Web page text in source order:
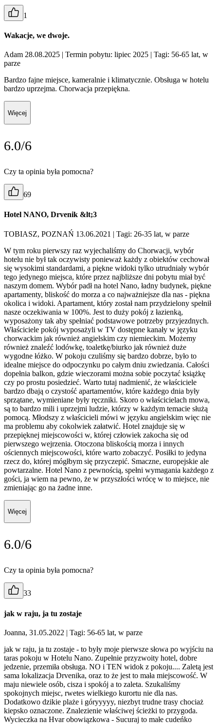
1
Wakacje, we dwoje.
Adam 28.08.2025 | Termin pobytu: lipiec 2025 | Tagi: 56-65 lat, w
parze
Bardzo fajne miejsce, kameralnie i klimatycznie. Obsługa w hotelu
bardzo uprzejma. Chorwacja przepiękna.
Więcej
6.0/6
Czy ta opinia była pomocna?
69
Hotel NANO, Drvenik &lt;3
TOBIASZ, POZNAŃ 13.06.2021 | Tagi: 26-35 lat, w parze
W tym roku pierwszy raz wyjechaliśmy do Chorwacji, wybór
hotelu nie był tak oczywisty ponieważ każdy z obiektów cechował
się wysokimi standardami, a piękne widoki tylko utrudniały wybór
tego jedynego miejsca, które przez najbliższe dni pobytu miał być
naszym domem. Wybór padł na hotel Nano, ładny budynek, piękne
apartamenty, bliskość do morza a co najważniejsze dla nas - piękna
okolica i widoki. Apartament, który został nam przydzielony spełnił
nasze oczekiwania w 100%. Jest to duży pokój z łazienką,
wyposażony tak aby spełniać podstawowe potrzeby przyjezdnych.
Właściciele pokój wyposażyli w TV dostępne kanały w języku
chorwackim jak również angielskim czy niemieckim. Możemy
również znaleźć lodówkę, toaletkę/biurko jak również duże
wygodne łóżko. W pokoju czuliśmy się bardzo dobrze, było to
idealne miejsce do odpoczynku po całym dniu zwiedzania. Całości
dopełnia balkon, gdzie wieczorami można sobie poczytać książkę
czy po prostu posiedzieć. Warto tutaj nadmienić, że właściciele
bardzo dbają o czystość apartamentów, które każdego dnia były
sprzątane, wymieniane były ręczniki. Skoro o właścicielach mowa,
są to bardzo mili i uprzejmi ludzie, którzy w każdym temacie służą
pomocą. Młodszy z właścicieli mówi w języku angielskim więc nie
ma problemu aby cokolwiek załatwić. Hotel znajduje się w
przepięknej miejscowości w, której człowiek zakocha się od
pierwszego wejrzenia. Otoczona bliskością morza i innych
ościennych miejscowości, które warto zobaczyć. Posiłki to jedyna
rzecz do, której mógłbym się przyczepić. Smaczne, europejskie ale
powtarzalne. Hotel Nano z pewnością, spełni wymagania każdego z
gości, ja wiem na pewno, że w przyszłości wrócę w to miejsce, nie
zmieniając go na żadne inne.
Więcej
6.0/6
Czy ta opinia była pomocna?
33
jak w raju, ja tu zostaje
Joanna, 31.05.2022 | Tagi: 56-65 lat, w parze
jak w raju, ja tu zostaje - to były moje pierwsze słowa po wyjściu na
taras pokoju w Hotelu Nano. Zupełnie przyzwoity hotel, dobre
jedzenie, przemiła obsługa. NO i TEN widok z pokoju.... Zaletą jest
sama lokalizacja Drvenika, oraz to że jest to mała miejscowość. W
maju niewiele osób, cisza i spokój a to zaleta. Szukaliśmy
spokojnych miejsc, rwetes wielkiego kurortu nie dla nas.
Dodatkowo dzikie plaże i góryyyyy, niezbyt trudne trasy chociaż
kiepsko oznaczone. Znalezienie właściwej ścieżki to przygoda.
Wycieczka na Hvar obowiązkowa - Sucuraj to małe cudeńko